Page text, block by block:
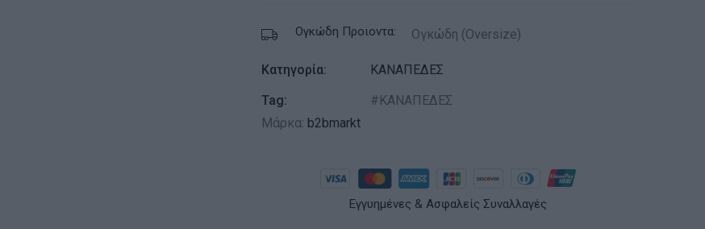
Ογκώδη Προιοντα: Ογκώδη (Oversize)
Κατηγορία:
ΚΑΝΑΠΕΔΕΣ
Tag:
ΚΑΝΑΠΕΔΕΣ
Μάρκα: b2bmarkt
Εγγυημένες & Ασφαλείς Συναλλαγές